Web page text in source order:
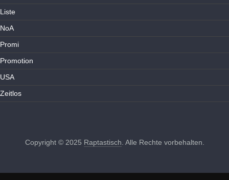
Liste
NoA
Promi
Promotion
USA
Zeitlos
Copyright © 2025 Raptastisch . Alle Rechte vorbehalten.